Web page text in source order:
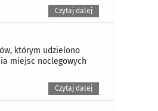
Czytaj dalej
którym udzielono
miejsc noclegowych
Czytaj dalej